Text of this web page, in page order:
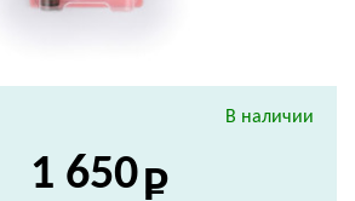
В наличии
1 650